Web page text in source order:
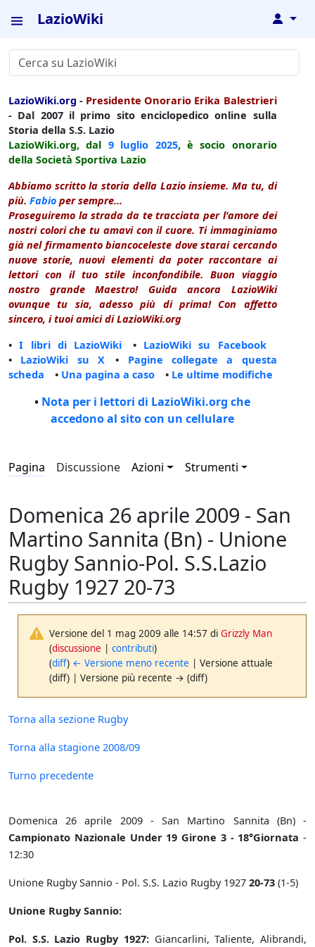
LazioWiki ↓
LazioWiki.org - Presidente Onorario Erika Balestrieri
- Dal 2007 il primo sito enciclopedico online sulla
Storia della S.S. Lazio
LazioWiki.org, dal 9 luglio 2025, è socio onorario
della Società Sportiva Lazio
Abbiamo scritto la storia della Lazio insieme. Ma tu, di
più. Fabio per sempre...
Proseguiremo la strada da te tracciata per l'amore dei
nostri colori che tu amavi con il cuore. Ti immaginiamo
già nel firmamento biancoceleste dove starai cercando
nuove storie, nuovi elementi da poter raccontare ai
lettori con il tuo stile inconfondibile. Buon viaggio
nostro grande Maestro! Guida ancora LazioWiki
ovunque tu sia, adesso più di prima! Con affetto
sincero, i tuoi amici di LazioWiki.org
•I libri di LazioWiki • LazioWiki su Facebook
• LazioWiki su X • Pagine collegate a questa
scheda • Una pagina a caso • Le ultime modifiche
• Nota per i lettori di LazioWiki.org che
accedono al sito con un cellulare
Pagina Discussione Azioni Strumenti
Domenica 26 aprile 2009 - San
Martino Sannita (Bn) - Unione
Rugby Sannio-Pol. S.S.Lazio
Rugby 1927 20-73
Versione del 1 mag 2009 alle 14:57 diGrizzly Man
(discussione |contributi)
(diff) ← Versione meno recente | Versione attuale
(diff) | Versione più recente → (diff)
Torna alla sezione Rugby
Torna alla stagione 2008/09
Turno precedente
Domenica 26 aprile 2009 - San Martino Sannita (Bn) -
Campionato Nazionale Under 19 Girone 3 - 18°Giornata -
12:30
Unione Rugby Sannio - Pol. S.S. Lazio Rugby 1927 20-73 (1-5)
Unione Rugby Sannio:
Pol. S.S. Lazio Rugby 1927:Giancarlini, Taliente, Alibrandi,